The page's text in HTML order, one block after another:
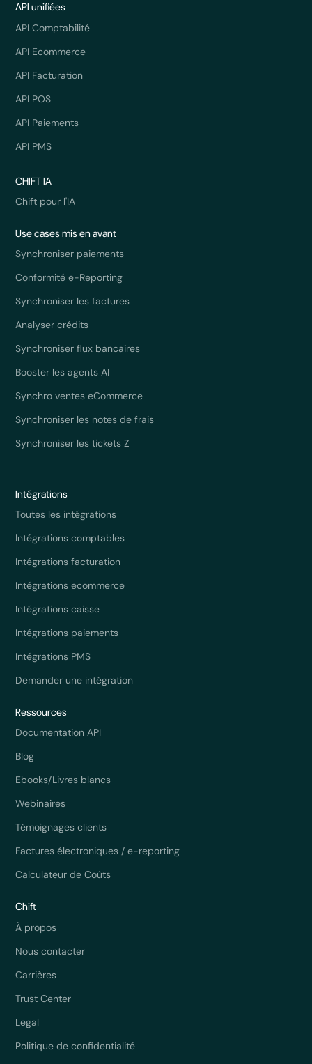
API unifiées
API Comptabilité
API Ecommerce
API Facturation
API POS
API Paiements
API PMS
CHIFT IA
Chift pour l'IA
Use cases mis en avant
Synchroniser paiements
Conformité e-Reporting
Synchroniser les factures
Analyser crédits
Synchroniser flux bancaires
Booster les agents AI
Synchro ventes eCommerce
Synchroniser les notes de frais
Synchroniser les tickets Z
Intégrations
Toutes les intégrations
Intégrations comptables
Intégrations facturation
Intégrations ecommerce
Intégrations caisse
Intégrations paiements
Intégrations PMS
Demander une intégration
Ressources
Documentation API
Blog
Ebooks/Livres blancs
Webinaires
Témoignages clients
Factures électroniques / e-reporting
Calculateur de Coûts
Chift
À propos
Nous contacter
Carrières
Trust Center
Legal
Politique de confidentialité